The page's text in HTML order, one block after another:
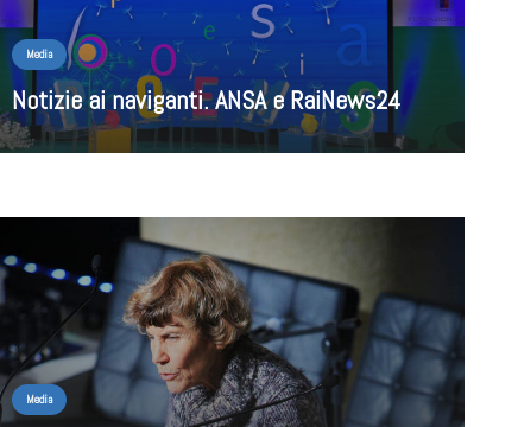
Media
Notizie ai naviganti. ANSA e RaiNews24
Media